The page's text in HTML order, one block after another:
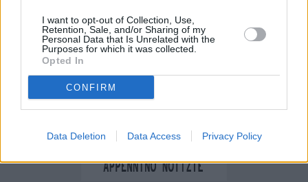
I want to opt-out of Collection, Use,
Retention, Sale, and/or Sharing of my
Personal Data that Is Unrelated with the
Purposes for which it was collected.
Opted In
CONFIRM
Data Deletion Data Access Privacy Policy
moglie anche in presenza
dei figli minori:
denunciato
illecitamente detenuti
sequestrati dalla Finanza
in provincia di Bologna